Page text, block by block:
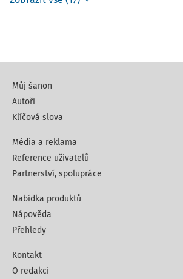
Můj šanon
Autoři
Klíčová slova
Média a reklama
Reference uživatelů
Partnerství, spolupráce
Nabídka produktů
Nápověda
Přehledy
Kontakt
O redakci